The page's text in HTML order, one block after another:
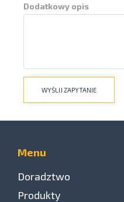
Dodatkowy opis
Menu
Doradztwo
Produkty